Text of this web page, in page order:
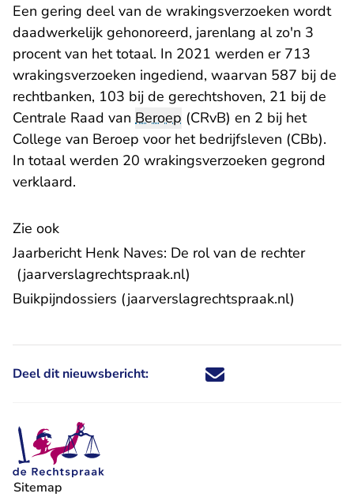
Een gering deel van de wrakingsverzoeken wordt
daadwerkelijk gehonoreerd, jarenlang al zo'n 3
procent van het totaal. In 2021 werden er 713
wrakingsverzoeken ingediend, waarvan 587 bij de
rechtbanken, 103 bij de gerechtshoven, 21 bij de
Centrale Raad van Beroep (CRvB) en 2 bij het
College van Beroep voor het bedrijfsleven (CBb).
In totaal werden 20 wrakingsverzoeken gegrond
verklaard.
Zie ook
Jaarbericht Henk Naves: De rol van de rechter
- U verlaat Rechtspraak.nl
(jaarverslagrechtspraak.nl)
Buikpijndossiers - U verlaat Rechtspraak.nl
(jaarverslagrechtspraak.nl)
Deel dit nieuwsbericht: Deel dit nieuwsbericht via X -
Deel dit nieuwsbericht via
Deel dit nieuwsbericht
Deel dit
Sitemap